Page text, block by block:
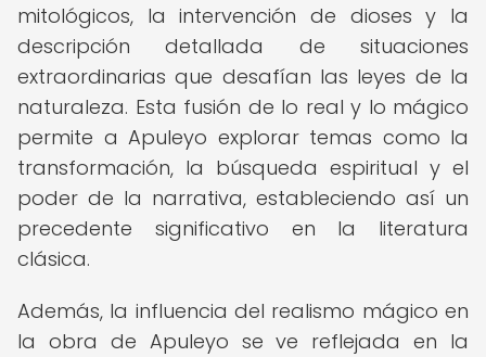
mitológicos, la intervención de dioses y la
descripción detallada de situaciones
extraordinarias que desafían las leyes de la
naturaleza. Esta fusión de lo real y lo mágico
permite a Apuleyo explorar temas como la
transformación, la búsqueda espiritual y el
poder de la narrativa, estableciendo así un
precedente significativo en la literatura
clásica.
Además, la influencia del realismo mágico en
la obra de Apuleyo se ve reflejada en la